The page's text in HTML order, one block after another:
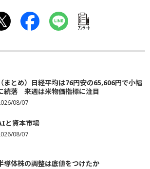
ｱﾝｹｰﾄ
（まとめ）日経平均は76円安の65,606円で小幅
続落 来週は米物価指標に注目
08/07
と資本市場
08/07
導体株の調整は底値をつけたか